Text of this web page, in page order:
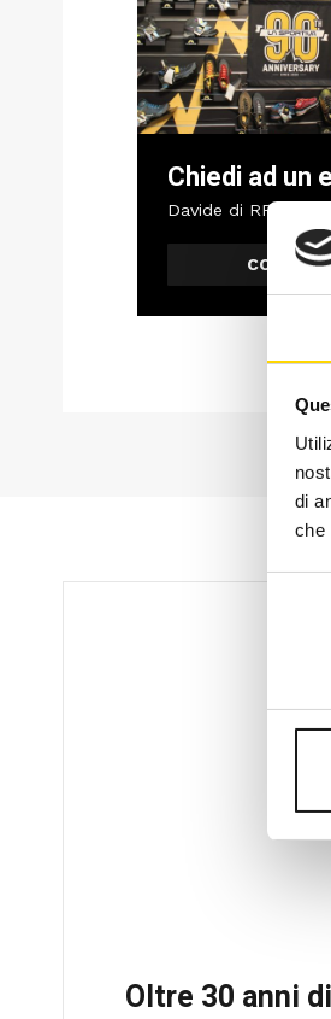
di
che
Chiedi ad un
Davide di RRTrek
Oltre 30 anni